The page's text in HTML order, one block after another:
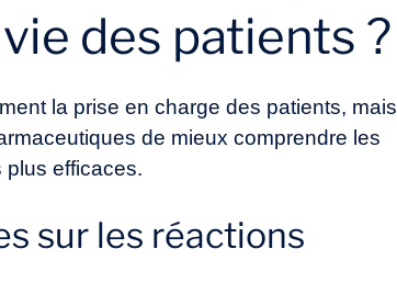
des patients ?
la prise en charge des patients, mais
de mieux comprendre les
plus efficaces.
sur les réactions